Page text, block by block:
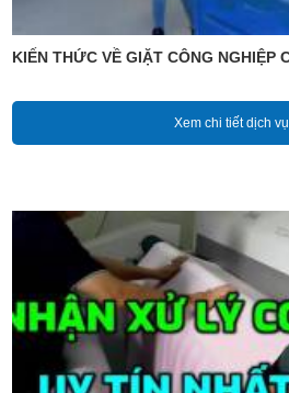
KIẾN THỨC VỀ GIẶT CÔNG NGHIỆP
Xem chi tiết dịch vụ